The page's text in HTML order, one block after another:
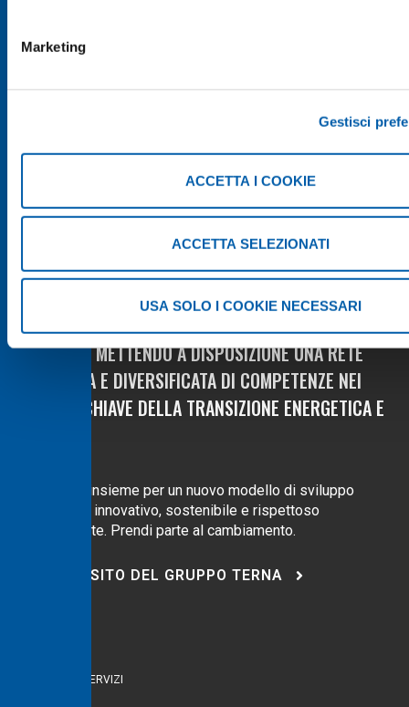
Marketing
Gestisci
ACCETTA I COOKIE
ACCETTA SELEZIONATI
USA SOLO I COOKIE NECESSARI
ACCOMPAGNIAMO I CLIENTI NEI LORO PIANI DI
CRESCITA, METTENDO A DISPOSIZIONE UNA RETE
INTEGRATA E DIVERSIFICATA DI COMPETENZE NEI
SETTORI CHIAVE DELLA TRANSIZIONE ENERGETICA E
Lavoriamo insieme per un nuovo modello di sviluppo
rinnovabile, innovativo, sostenibile e rispettoso
dell’ambiente. Prendi parte al cambiamento.
VISITA IL SITO DEL GRUPPO TERNA
PRODOTTI E SERVIZI